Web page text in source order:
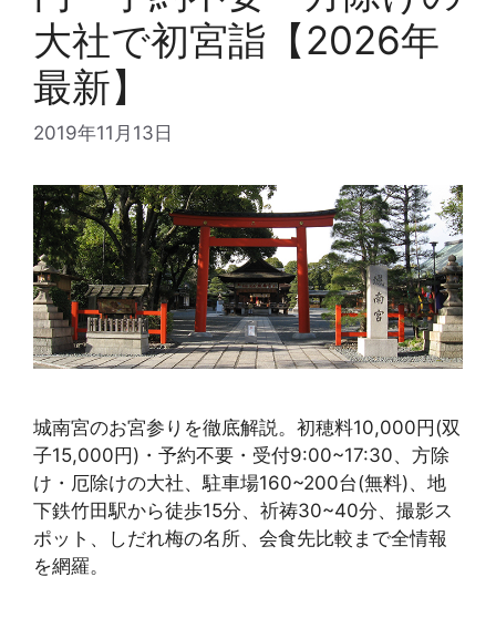
大社で初宮詣【2026年
最新】
2019年11月13日
城南宮のお宮参りを徹底解説。初穂料10,000円(双
子15,000円)・予約不要・受付9:00~17:30、方除
け・厄除けの大社、駐車場160~200台(無料)、地
下鉄竹田駅から徒歩15分、祈祷30~40分、撮影ス
ポット、しだれ梅の名所、会食先比較まで全情報
を網羅。